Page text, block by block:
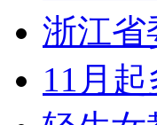
浙江省
11月